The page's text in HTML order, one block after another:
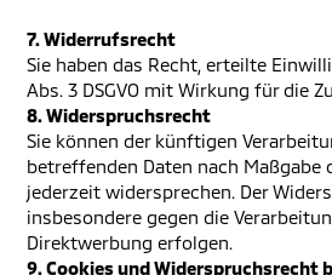
7. Widerrufsrecht
Sie haben das Recht, erteilte
Abs. 3 DSGVO mit Wirkung für die
8. Widerspruchsrecht
Sie können der künftigen
betreffenden Daten nach Maßgabe
jederzeit widersprechen. Der
insbesondere gegen die
Direktwerbung erfolgen.
9. Cookies und Widerspruchsrecht